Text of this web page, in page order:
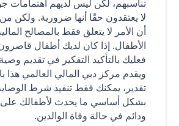
تناسبهم، لكن ليس لديهم اهتمامات
لا يعتقدون حقًا أنها ضرورية. ولكن
أن الأمر لا يتعلق فقط بالمصالح
الأطفال. إذا كان لديك أطفال
فعليك بالتأكيد التفكير في تقديم
ويقدم مركز دبي المالي العالمي هذا
تقدير، يمكنك فقط تنفيذ شرط
بشكل أساسي ما يحدث لأطفالك
ودائم في حالة وفاة الوالدين.